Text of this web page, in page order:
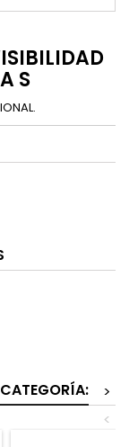
S
>
<